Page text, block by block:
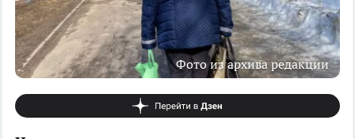
Фото из архива редакции